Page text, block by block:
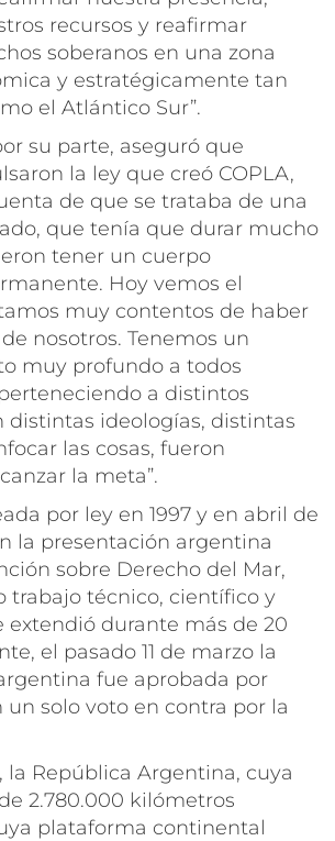
recursos y reafirmar
soberanos en una zona
y estratégicamente tan
el Atlántico Sur”.
su parte, aseguró que
la ley que creó COPLA,
de que se trataba de una
que tenía que durar mucho
tener un cuerpo
Hoy vemos el
muy contentos de haber
nosotros. Tenemos un
muy profundo a todos
a distintos
distintas ideologías, distintas
las cosas, fueron
la meta”.
por ley en 1997 y en abril de
la presentación argentina
sobre Derecho del Mar,
trabajo técnico, científico y
extendió durante más de 20
el pasado 11 de marzo la
fue aprobada por
un solo voto en contra por la
la República Argentina, cuya
2.780.000 kilómetros
plataforma continental